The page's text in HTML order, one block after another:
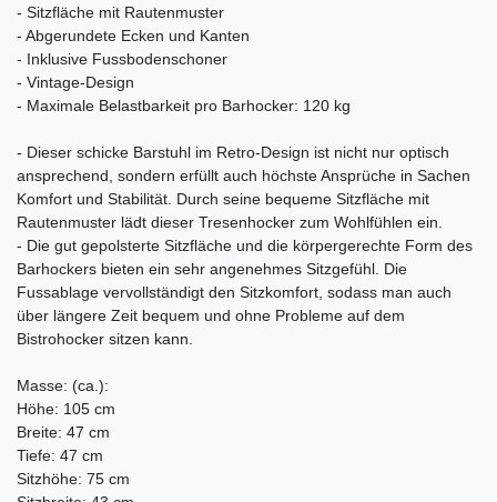
- Sitzfläche mit Rautenmuster
- Abgerundete Ecken und Kanten
- Inklusive Fussbodenschoner
- Vintage-Design
- Maximale Belastbarkeit pro Barhocker: 120 kg
- Dieser schicke Barstuhl im Retro-Design ist nicht nur optisch
ansprechend, sondern erfüllt auch höchste Ansprüche in Sachen
Komfort und Stabilität. Durch seine bequeme Sitzfläche mit
Rautenmuster lädt dieser Tresenhocker zum Wohlfühlen ein.
- Die gut gepolsterte Sitzfläche und die körpergerechte Form des
Barhockers bieten ein sehr angenehmes Sitzgefühl. Die
Fussablage vervollständigt den Sitzkomfort, sodass man auch
über längere Zeit bequem und ohne Probleme auf dem
Bistrohocker sitzen kann.
Masse: (ca.):
Höhe: 105 cm
Breite: 47 cm
Tiefe: 47 cm
Sitzhöhe: 75 cm